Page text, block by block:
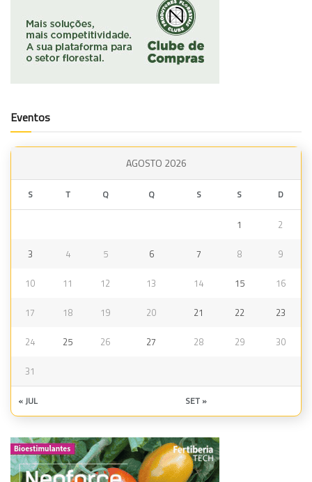
Eventos
AGOSTO 2026
S T Q Q S S D
1 2
3 4 5 6 7 8 9
10 11 12 13 14 15 16
17 18 19 20 21 22 23
24 25 26 27 28 29 30
31
« JUL SET »